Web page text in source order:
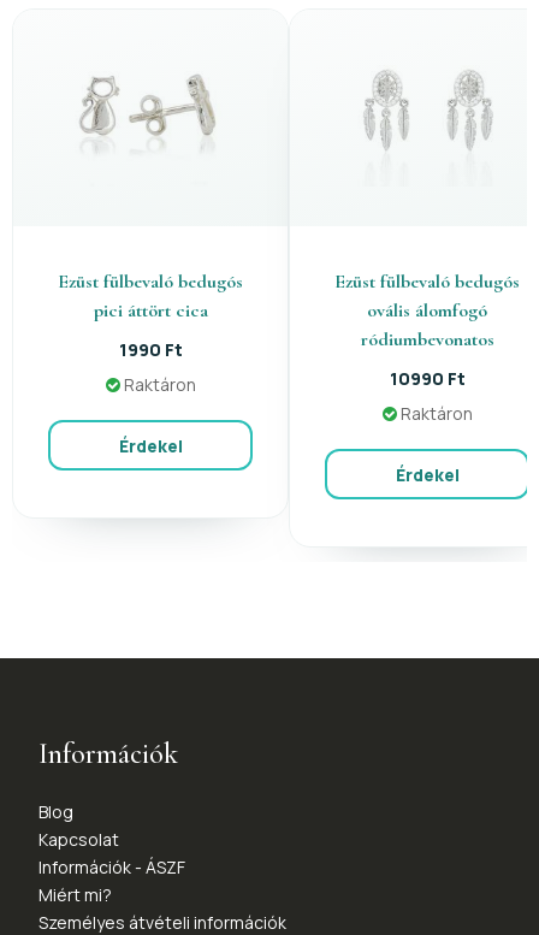
Ezüst fülbevaló bedugós
pici áttört cica
1990 Ft
Raktáron
Érdekel
Ezüst fülbevaló bedugós
ovális álomfogó
ródiumbevonatos
10990 Ft
Raktáron
Érdekel
Információk
Blog
Kapcsolat
Információk - ÁSZF
Miért mi?
Személyes átvételi információk